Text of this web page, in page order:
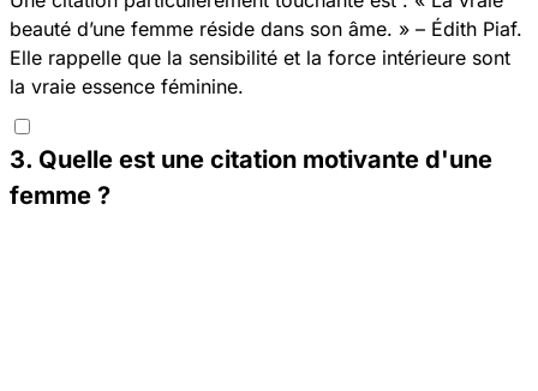
beauté d’une femme réside dans son âme. » – Édith Piaf.
Elle rappelle que la sensibilité et la force intérieure sont
la vraie essence féminine.
3. Quelle est une citation motivante d'une
femme ?